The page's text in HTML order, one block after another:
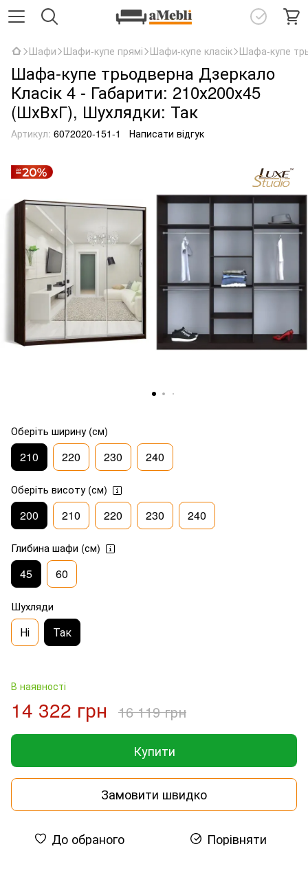
Шафи Шафи-купе прямі Шафи-купе класік Шафа-купе
Шафа-купе трьодверна Дзеркало
Класік 4 - Габарити: 210х200х45
(ШхВхГ), Шухлядки: Так
Артикул: 6072020-151-1 Написати відгук
Оберіть ширину (см)
210 220 230 240
Оберіть висоту (см)
200 210 220 230 240
Глибина шафи (см)
45 60
Шухляди
Ні Так
В наявності
14 322 грн 16 119 грн
Купити
Замовити швидко
До обраного Порівняти